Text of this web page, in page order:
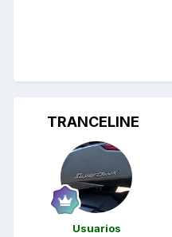
TRANCELINE
Usuarios